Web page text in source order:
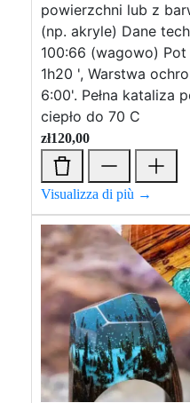
powierzchni lub z
(np. akryle) Dane
100:66 (wagowo)
1h20 ', Warstwa
6:00'. Pełna kataliza
ciepło do 70 C
zł120,00
Visualizza di più →